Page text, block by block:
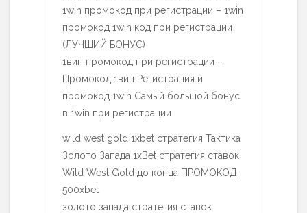
1win промокод при регистрации – 1win
промокод 1win код при регистрации
(ЛУЧШИЙ БОНУС)
1вин промокод при регистрации –
Промокод 1вин Регистрация и
промокод 1win Самый большой бонус
в 1win при регистрации
wild west gold 1xbet стратегия Тактика
Золото Запада 1xBet стратегия ставок
Wild West Gold до конца ПРОМОКОД
500xbet
золото запада стратегия ставок